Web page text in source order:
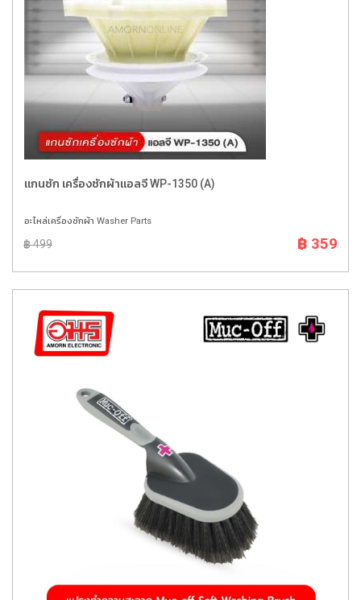
แกนซัก เครื่องซักผ้าแอลจี WP-1350 (A)
อะไหล่เครื่องซักผ้า Washer Parts
฿ 499 ฿ 359